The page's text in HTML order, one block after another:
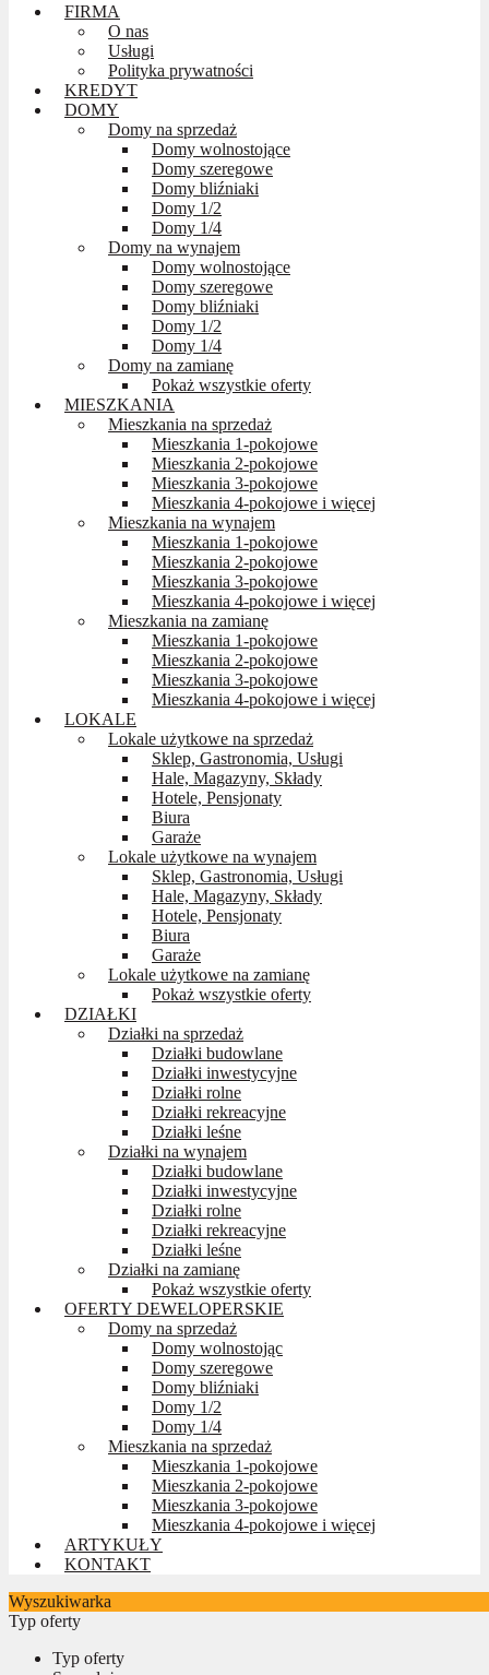
FIRMA
O nas
Usługi
Polityka prywatności
KREDYT
DOMY
Domy na sprzedaż
Domy wolnostojące
Domy szeregowe
Domy bliźniaki
Domy 1/2
Domy 1/4
Domy na wynajem
Domy wolnostojące
Domy szeregowe
Domy bliźniaki
Domy 1/2
Domy 1/4
Domy na zamianę
Pokaż wszystkie oferty
MIESZKANIA
Mieszkania na sprzedaż
Mieszkania 1-pokojowe
Mieszkania 2-pokojowe
Mieszkania 3-pokojowe
Mieszkania 4-pokojowe i więcej
Mieszkania na wynajem
Mieszkania 1-pokojowe
Mieszkania 2-pokojowe
Mieszkania 3-pokojowe
Mieszkania 4-pokojowe i więcej
Mieszkania na zamianę
Mieszkania 1-pokojowe
Mieszkania 2-pokojowe
Mieszkania 3-pokojowe
Mieszkania 4-pokojowe i więcej
LOKALE
Lokale użytkowe na sprzedaż
Sklep, Gastronomia, Usługi
Hale, Magazyny, Składy
Hotele, Pensjonaty
Biura
Garaże
Lokale użytkowe na wynajem
Sklep, Gastronomia, Usługi
Hale, Magazyny, Składy
Hotele, Pensjonaty
Biura
Garaże
Lokale użytkowe na zamianę
Pokaż wszystkie oferty
DZIAŁKI
Działki na sprzedaż
Działki budowlane
Działki inwestycyjne
Działki rolne
Działki rekreacyjne
Działki leśne
Działki na wynajem
Działki budowlane
Działki inwestycyjne
Działki rolne
Działki rekreacyjne
Działki leśne
Działki na zamianę
Pokaż wszystkie oferty
OFERTY DEWELOPERSKIE
Domy na sprzedaż
Domy wolnostojąc
Domy szeregowe
Domy bliźniaki
Domy 1/2
Domy 1/4
Mieszkania na sprzedaż
Mieszkania 1-pokojowe
Mieszkania 2-pokojowe
Mieszkania 3-pokojowe
Mieszkania 4-pokojowe i więcej
ARTYKUŁY
KONTAKT
Wyszukiwarka
Typ oferty
Typ oferty